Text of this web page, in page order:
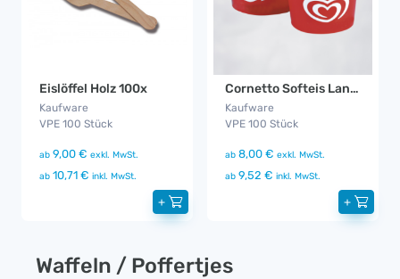
Eislöffel Holz 100x
Kaufware
VPE 100 Stück
ab 9,00 € exkl. MwSt.
ab 10,71 € inkl. MwSt.
+
Cornetto Softeis Langnese Portionsbecher
Kaufware
VPE 100 Stück
ab 8,00 € exkl. MwSt.
ab 9,52 € inkl. MwSt.
+
Waffeln / Poffertjes